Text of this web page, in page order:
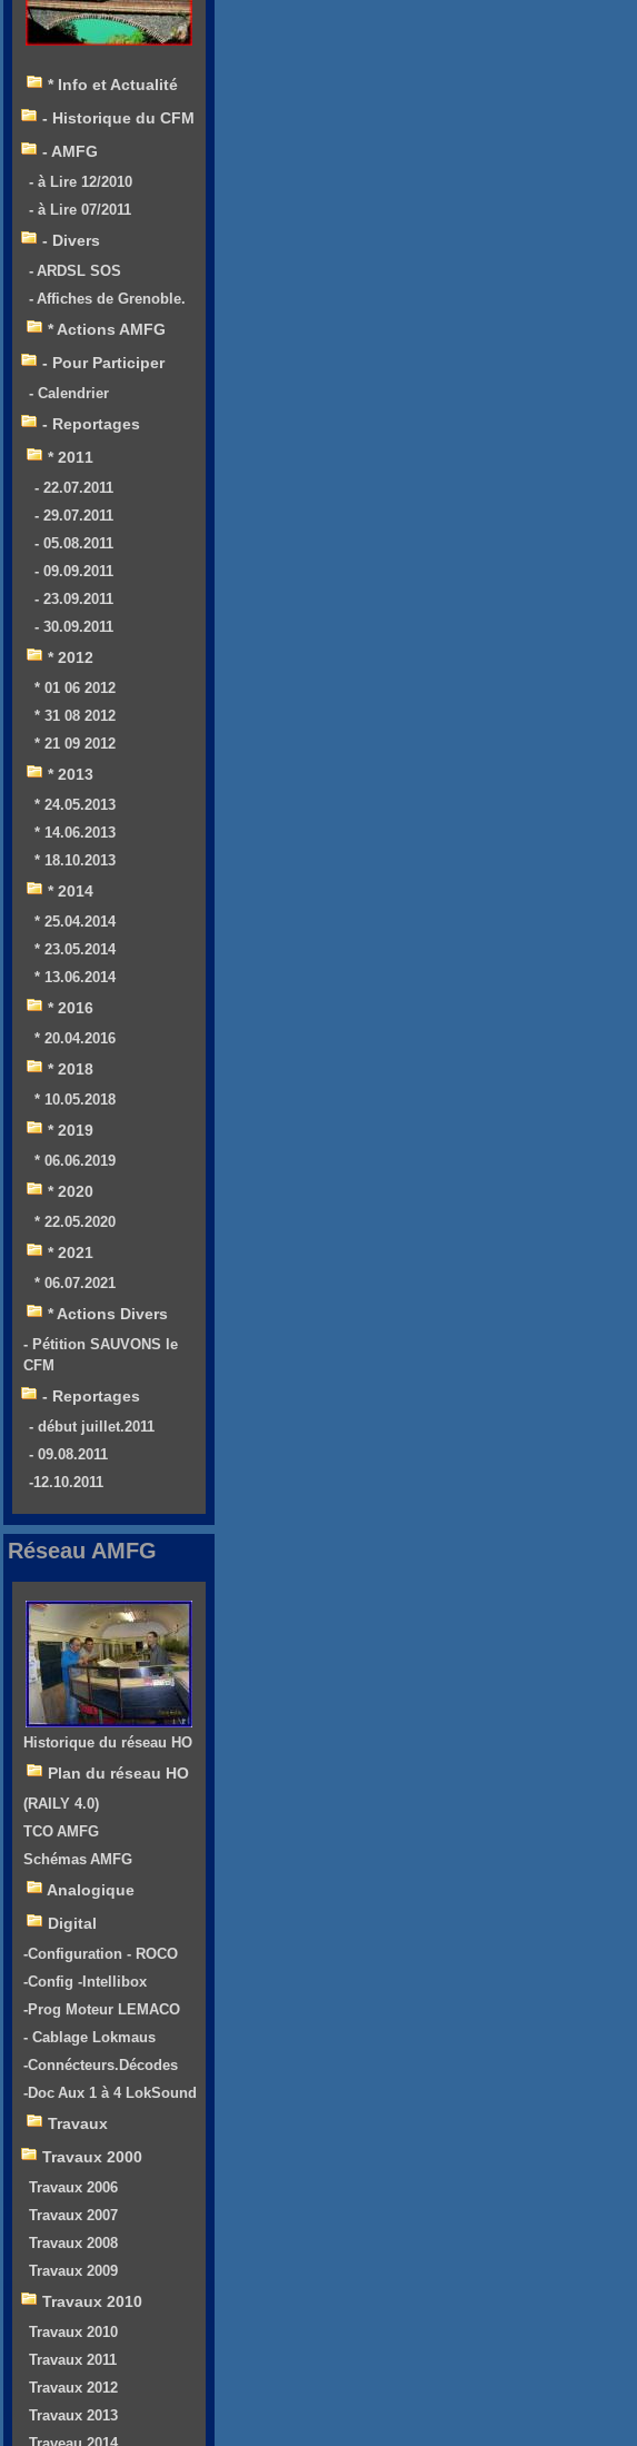
* Info et Actualité
- Historique du CFM
- AMFG
- à Lire 12/2010
- à Lire 07/2011
- Divers
- ARDSL SOS
- Affiches de Grenoble.
* Actions AMFG
- Pour Participer
- Calendrier
- Reportages
* 2011
- 22.07.2011
- 29.07.2011
- 05.08.2011
- 09.09.2011
- 23.09.2011
- 30.09.2011
* 2012
* 01 06 2012
* 31 08 2012
* 21 09 2012
* 2013
* 24.05.2013
* 14.06.2013
* 18.10.2013
* 2014
* 25.04.2014
* 23.05.2014
* 13.06.2014
* 2016
* 20.04.2016
* 2018
* 10.05.2018
* 2019
* 06.06.2019
* 2020
* 22.05.2020
* 2021
* 06.07.2021
* Actions Divers
- Pétition SAUVONS le
CFM
- Reportages
- début juillet.2011
- 09.08.2011
-12.10.2011
Réseau AMFG
Historique du réseau HO
Plan du réseau HO
(RAILY 4.0)
TCO AMFG
Schémas AMFG
Analogique
Digital
-Configuration - ROCO
-Config -Intellibox
-Prog Moteur LEMACO
- Cablage Lokmaus
-Connécteurs.Décodes
-Doc Aux 1 à 4 LokSound
Travaux
Travaux 2000
Travaux 2006
Travaux 2007
Travaux 2008
Travaux 2009
Travaux 2010
Travaux 2010
Travaux 2011
Travaux 2012
Travaux 2013